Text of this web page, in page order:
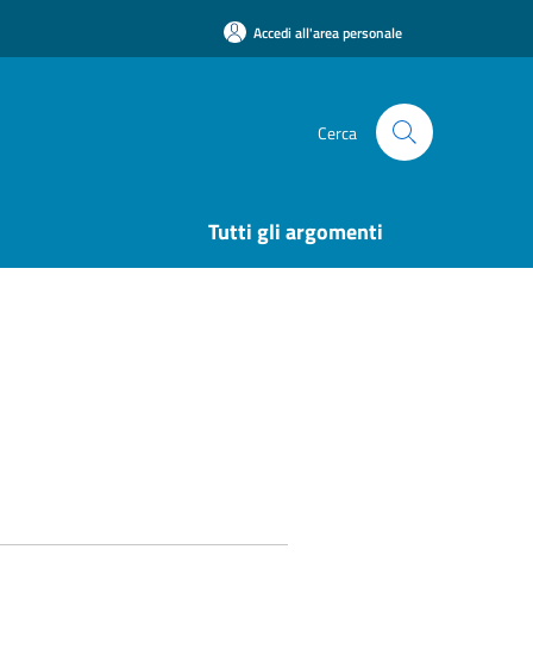
Accedi all'area personale
Cerca
Tutti gli argomenti